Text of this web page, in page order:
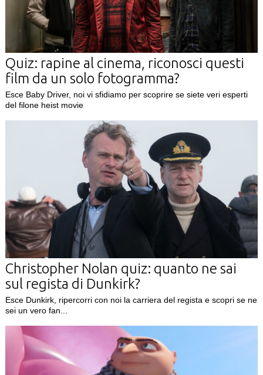
Quiz: rapine al cinema, riconosci questi
film da un solo fotogramma?
Esce Baby Driver, noi vi sfidiamo per scoprire se siete veri esperti
del filone heist movie
Christopher Nolan quiz: quanto ne sai
sul regista di Dunkirk?
Esce Dunkirk, ripercorri con noi la carriera del regista e scopri se ne
sei un vero fan...